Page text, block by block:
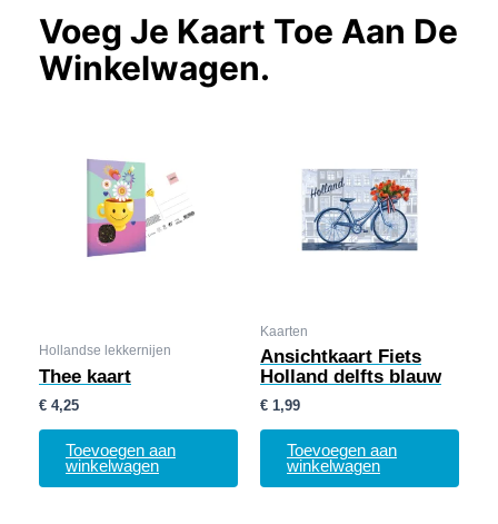
Voeg Je Kaart Toe Aan De
Winkelwagen.
Hollandse lekkernijen
Thee kaart
€ 4,25
Toevoegen aan
winkelwagen
Kaarten
Ansichtkaart Fiets
Holland delfts blauw
€ 1,99
Toevoegen aan
winkelwagen